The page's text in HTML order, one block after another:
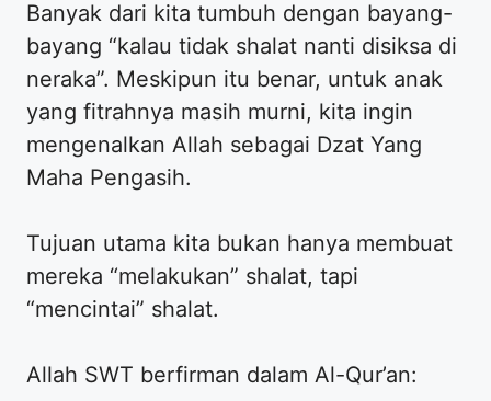
​Banyak dari kita tumbuh dengan bayang-
bayang “kalau tidak shalat nanti disiksa di
neraka”. Meskipun itu benar, untuk anak
yang fitrahnya masih murni, kita ingin
mengenalkan Allah sebagai Dzat Yang
Maha Pengasih.
​Tujuan utama kita bukan hanya membuat
mereka “melakukan” shalat, tapi
“mencintai” shalat.
​Allah SWT berfirman dalam Al-Qur’an: